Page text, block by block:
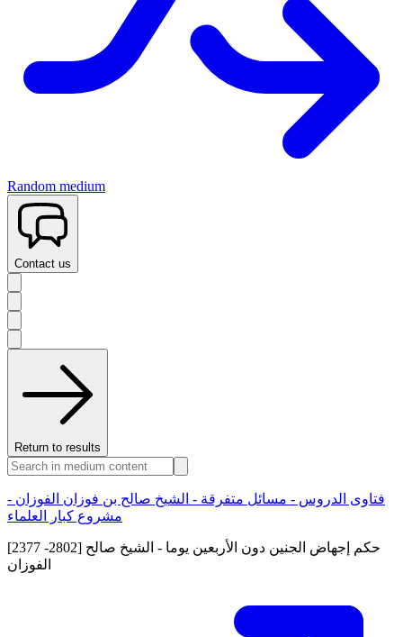
Random medium
Contact us
Return to results
فتاوى الدروس - مسائل متفرقة - الشيخ صالح بن فوزان الفوزان -
مشروع كبار العلماء
[2377 -2802] حكم إجهاض الجنين دون الأربعين يوما - الشيخ صالح
الفوزان